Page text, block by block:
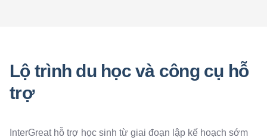
Lộ trình du học và công cụ hỗ
trợ
InterGreat hỗ trợ học sinh từ giai đoạn lập kế hoạch sớm